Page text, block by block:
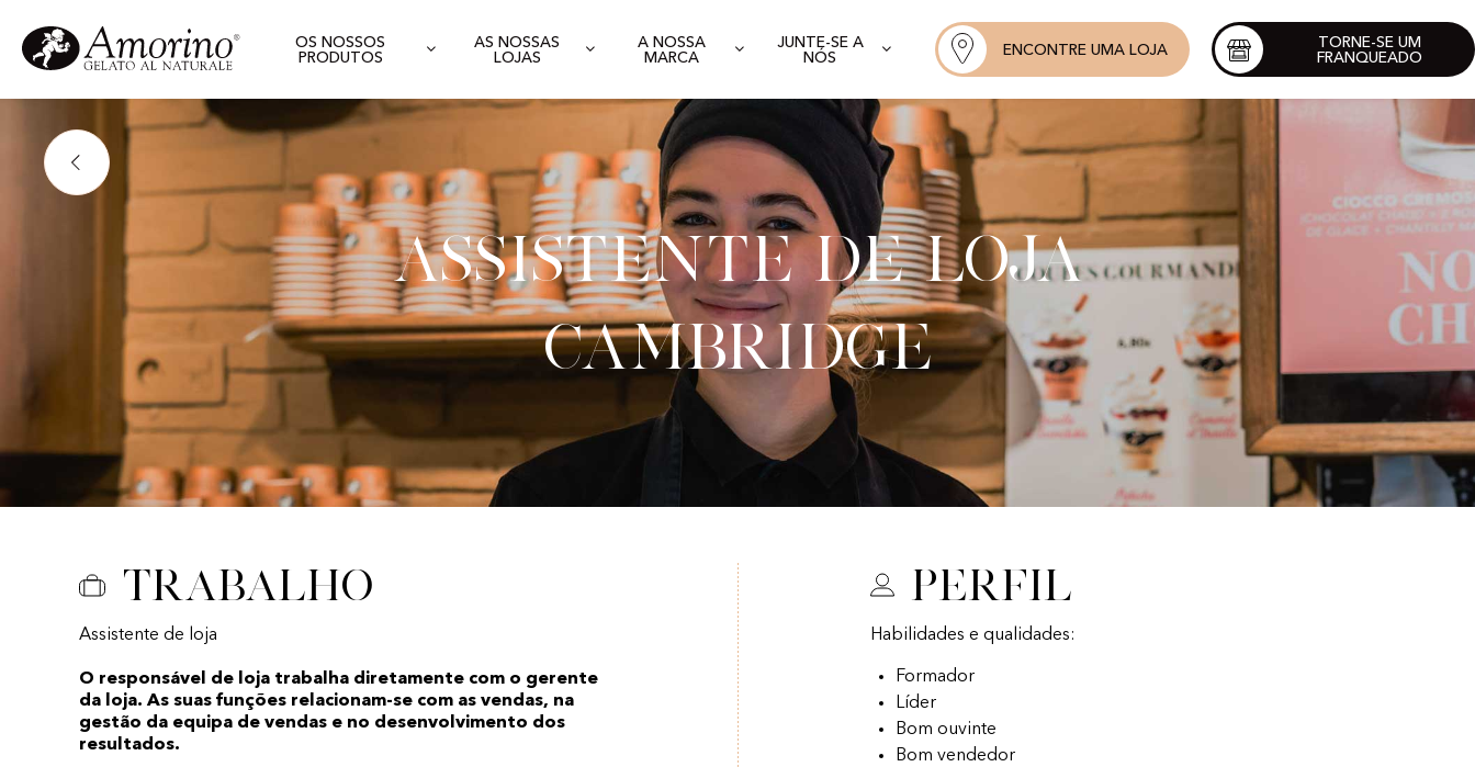
OS NOSSOS
PRODUTOS
AS NOSSAS
LOJAS
A NOSSA
MARCA
JUNTE-SE A
NÓS
ENCONTRE UMA LOJA
TORNE-SE UM
FRANQUEADO
Assistente de loja
Cambridge
Trabalho
Assistente de loja
O responsável de loja trabalha diretamente com o gerente
da loja. As suas funções relacionam-se com as vendas, na
gestão da equipa de vendas e no desenvolvimento dos
resultados.
Perfil
Habilidades e qualidades:
Formador
Líder
Bom ouvinte
Bom vendedor